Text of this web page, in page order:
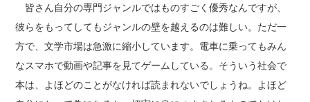
皆さん自分の専門ジャンルではものすごく優秀なんですが、
彼らをもってしてもジャンルの壁を越えるのは難しい。ただ一
方で、文学市場は急激に縮小しています。電車に乗ってもみん
なスマホで動画や記事を見てゲームしている。そういう社会で
本は、よほどのことがなければ読まれないでしょうね。よほど